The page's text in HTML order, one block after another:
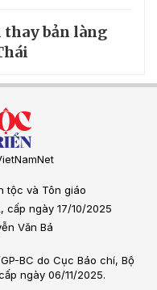
thay bản làng
tộc và Tôn giáo
cấp ngày 17/10/2025
Văn Bá
BC do Cục Báo chí, Bộ
ngày 06/11/2025.